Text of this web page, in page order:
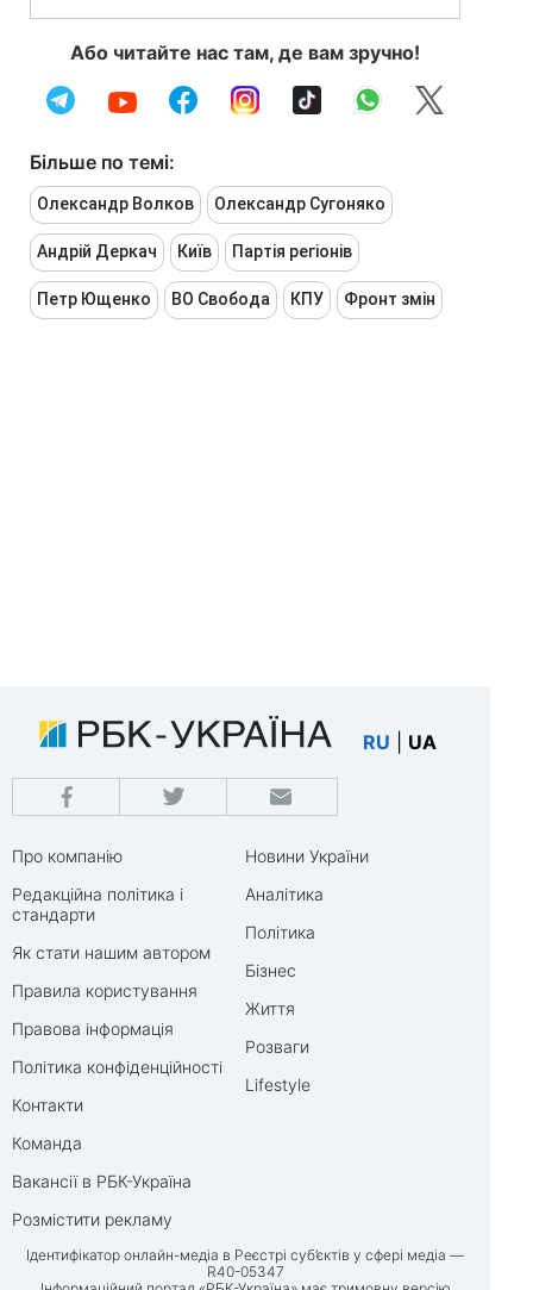
Або читайте нас там, де вам зручно!
Більше по темі:
Олександр Волков Олександр Сугоняко
Андрій Деркач Київ Партія регіонів
Петр Ющенко ВО Свобода КПУ Фронт змін
RU UA
Про компанію
Редакційна політика і
стандарти
Як стати нашим автором
Правила користування
Правова інформація
Політика конфіденційності
Контакти
Команда
Вакансії в РБК-Україна
Розмістити рекламу
Новини України
Аналітика
Політика
Бізнес
Життя
Розваги
Lifestyle
Ідентифікатор онлайн-медіа в Реєстрі суб’єктів у сфері медіа —
R40-05347